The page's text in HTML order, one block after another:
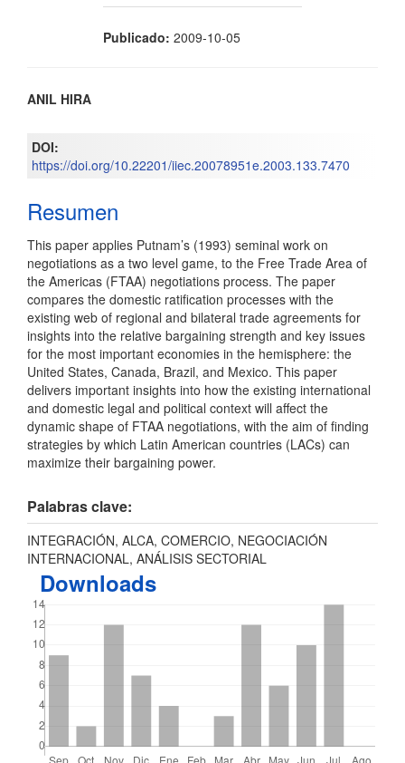
Publicado: 2009-10-05
Contenido
principal
del
artículo
ANIL HIRA
DOI:
https://doi.org/10.22201/iiec.20078951e.2003.133.7470
Resumen
This paper applies Putnam’s (1993) seminal work on
negotiations as a two level game, to the Free Trade Area of
the Americas (FTAA) negotiations process. The paper
compares the domestic ratification processes with the
existing web of regional and bilateral trade agreements for
insights into the relative bargaining strength and key issues
for the most important economies in the hemisphere: the
United States, Canada, Brazil, and Mexico. This paper
delivers important insights into how the existing international
and domestic legal and political context will affect the
dynamic shape of FTAA negotiations, with the aim of finding
strategies by which Latin American countries (LACs) can
maximize their bargaining power.
Palabras clave:
INTEGRACIÓN, ALCA, COMERCIO, NEGOCIACIÓN
INTERNACIONAL, ANÁLISIS SECTORIAL
Downloads